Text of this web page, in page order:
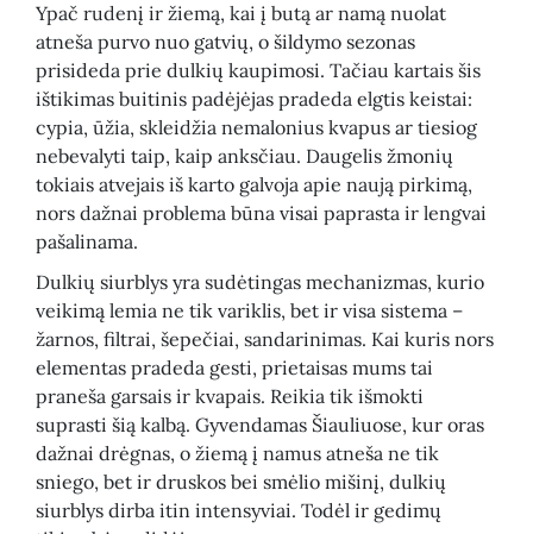
Ypač rudenį ir žiemą, kai į butą ar namą nuolat
atneša purvo nuo gatvių, o šildymo sezonas
prisideda prie dulkių kaupimosi. Tačiau kartais šis
ištikimas buitinis padėjėjas pradeda elgtis keistai:
cypia, ūžia, skleidžia nemalonius kvapus ar tiesiog
nebevalyti taip, kaip anksčiau. Daugelis žmonių
tokiais atvejais iš karto galvoja apie naują pirkimą,
nors dažnai problema būna visai paprasta ir lengvai
pašalinama.
Dulkių siurblys yra sudėtingas mechanizmas, kurio
veikimą lemia ne tik variklis, bet ir visa sistema –
žarnos, filtrai, šepečiai, sandarinimas. Kai kuris nors
elementas pradeda gesti, prietaisas mums tai
praneša garsais ir kvapais. Reikia tik išmokti
suprasti šią kalbą. Gyvendamas Šiauliuose, kur oras
dažnai drėgnas, o žiemą į namus atneša ne tik
sniego, bet ir druskos bei smėlio mišinį, dulkių
siurblys dirba itin intensyviai. Todėl ir gedimų